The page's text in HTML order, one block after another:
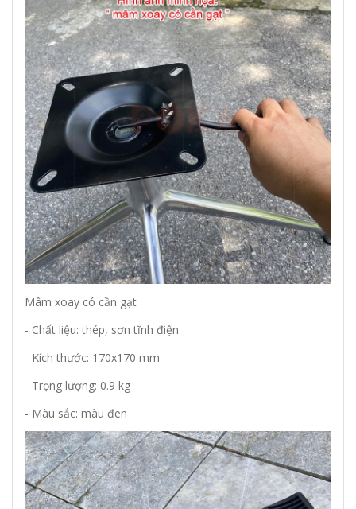
Mâm xoay có cần gạt
- Chất liệu: thép, sơn tĩnh điện
- Kích thước: 170x170 mm
- Trọng lượng: 0.9 kg
- Màu sắc: màu đen